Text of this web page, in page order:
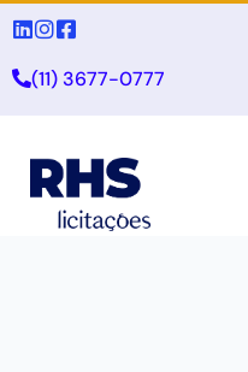
(11) 3677-0777